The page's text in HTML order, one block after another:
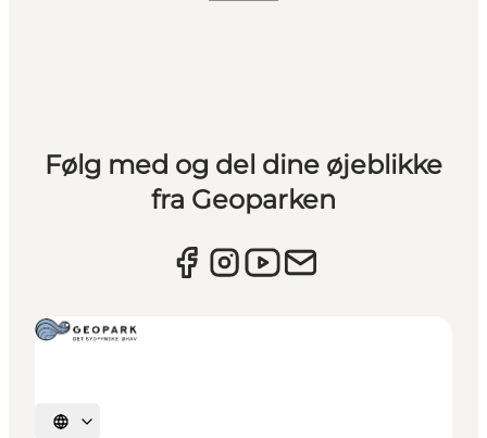
Følg med og del dine øjeblikke
fra Geoparken
Vælg sprog